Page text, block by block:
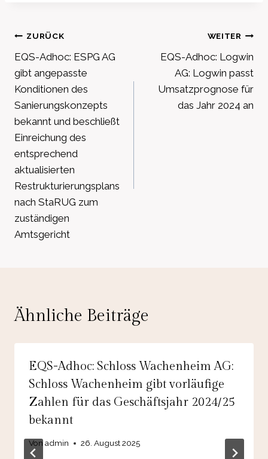
Beitragsnavigation
ZURÜCK
EQS-Adhoc: ESPG AG
gibt angepasste
Konditionen des
Sanierungskonzepts
bekannt und beschließt
Einreichung des
entsprechend
aktualisierten
Restrukturierungsplans
nach StaRUG zum
zuständigen
Amtsgericht
WEITER
EQS-Adhoc: Logwin
AG: Logwin passt
Umsatzprognose für
das Jahr 2024 an
Ähnliche Beiträge
EQS-Adhoc: Schloss Wachenheim AG:
Schloss Wachenheim gibt vorläufige
Zahlen für das Geschäftsjahr 2024/25
bekannt
Vonadmin 26. August 2025